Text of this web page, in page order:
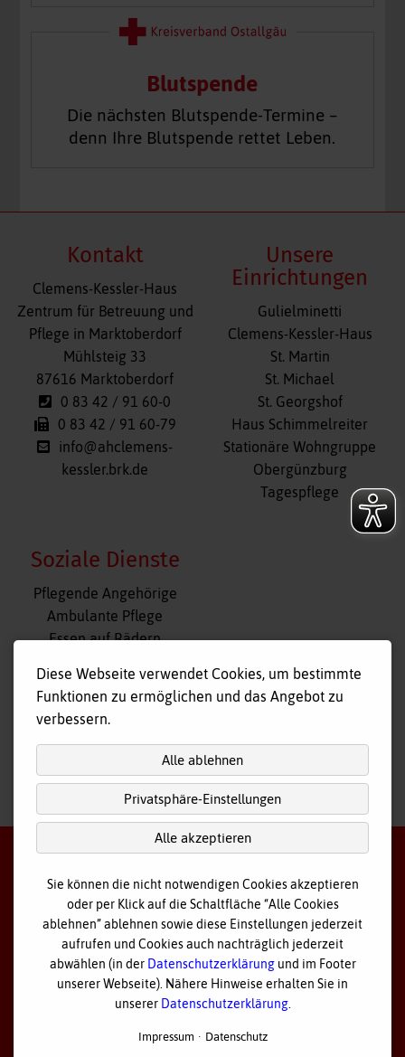
Blutspende
Die nächsten Blutspende-Termine –
denn Ihre Blutspende rettet Leben.
Kontakt
Clemens-Kessler-Haus
Zentrum für Betreuung und
Pflege in Marktoberdorf
Mühlsteig 33
87616 Marktoberdorf
0 83 42 / 91 60-0
0 83 42 / 91 60-79
info@ahclemens-
kessler.brk.de
Unsere
Einrichtungen
Navigation
überspringen
Gulielminetti
Clemens-Kessler-Haus
St. Martin
St. Michael
St. Georgshof
Haus Schimmelreiter
Stationäre Wohngruppe
Obergünzburg
Tagespflege
Soziale Dienste
Navigation
überspringen
Pflegende Angehörige
Ambulante Pflege
Essen auf Rädern
Tagespflege
Hausnotruf
nach oben
2026 Bayerisches Rotes Kreuz - Kreisverband Ostallgäu
Datenschutz
Cookie Einstellungen
Diese Webseite verwendet Cookies, um bestimmte
Funktionen zu ermöglichen und das Angebot zu
verbessern.
Alle ablehnen
Privatsphäre-Einstellungen
Alle akzeptieren
Sie können die nicht notwendigen Cookies akzeptieren
oder per Klick auf die Schaltfläche “Alle Cookies
ablehnen” ablehnen sowie diese Einstellungen jederzeit
aufrufen und Cookies auch nachträglich jederzeit
abwählen (in der Datenschutzerklärungund im Footer
unserer Webseite). Nähere Hinweise erhalten Sie in
unserer Datenschutzerklärung.
Impressum Datenschutz